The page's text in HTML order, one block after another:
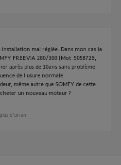
mal réglée. Dans mon cas la
FREEVIA 280/300 (Mot :505872B,
après plus de 10ans sans problème.
de l'usure normale.
même autre que SOMFY de cette
un nouveau moteur ?
d'un an